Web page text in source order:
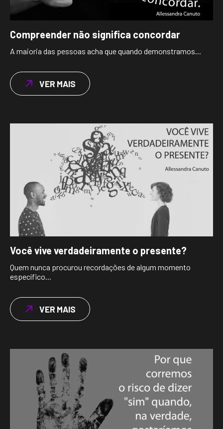
Compreender não significa concordar
A maioria das pessoas acha que quando demonstramos...
VER MAIS
Você vive verdadeiramente o presente?
Quem nunca procurou recordações de algum momento
específico...
VER MAIS